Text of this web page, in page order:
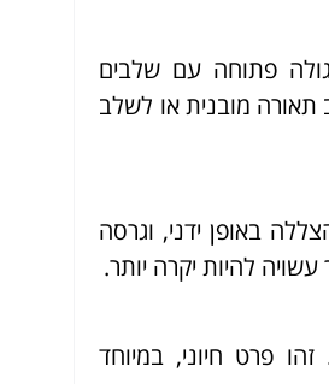
פתוחה עם שלבים
מובנית או לשלב
באופן ידני, וגרסה
להיות יקרה יותר.
פרט חיוני, במיוחד